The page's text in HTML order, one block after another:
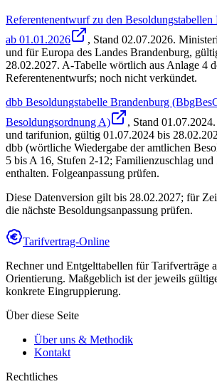
Referentenentwurf zu den
ab 01.01.2026
, Stand 02.07.2026.
und für Europa des Landes Brandenburg,
28.02.2027. A-Tabelle wörtlich aus Anlage 4
Referentenentwurfs; noch nicht verkündet.
dbb Besoldungstabelle Brandenburg
Besoldungsordnung A)
, Stand 01.07.2024.
und tarifunion, gültig 01.07.2024 bis
dbb (wörtliche Wiedergabe der amtlichen
5 bis A 16, Stufen 2-12; Familienzuschlag
enthalten. Folgeanpassung prüfen.
Diese Datenversion gilt bis 28.02.2027; für
die nächste Besoldungsanpassung prüfen.
Tarifvertrag-Online
Rechner und Entgelttabellen für Tarifverträge
Orientierung. Maßgeblich ist der jeweils
konkrete Eingruppierung.
Über diese Seite
Über uns & Methodik
Kontakt
Rechtliches